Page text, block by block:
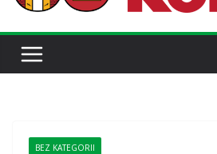
BEZ KATEGORII